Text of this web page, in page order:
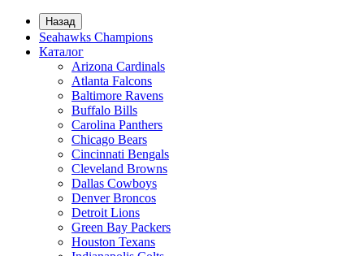
Назад
Seahawks Champions
Каталог
Arizona Cardinals
Atlanta Falcons
Baltimore Ravens
Buffalo Bills
Carolina Panthers
Chicago Bears
Cincinnati Bengals
Cleveland Browns
Dallas Cowboys
Denver Broncos
Detroit Lions
Green Bay Packers
Houston Texans